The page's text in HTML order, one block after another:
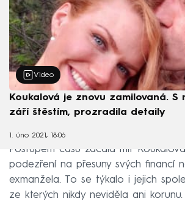
Video
Koukalová je znovu zamilovaná. S
září štěstím, prozradila detaily
1. úno 2021, 18:06
Postupem času začala mít
podezření na přesuny svých financí
exmanžela. To se týkalo i jejich
ze kterých nikdy neviděla ani